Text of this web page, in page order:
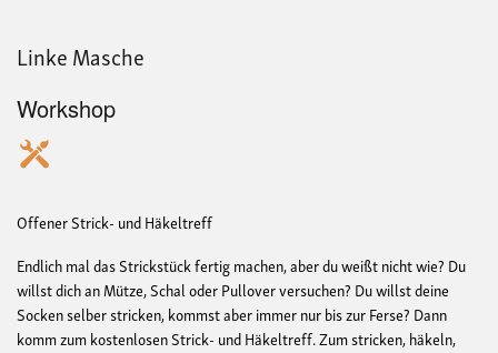
Linke Masche
Workshop
Offener Strick- und Häkeltreff
Endlich mal das Strickstück fertig machen, aber du weißt nicht wie? Du
willst dich an Mütze, Schal oder Pullover versuchen? Du willst deine
Socken selber stricken, kommst aber immer nur bis zur Ferse? Dann
komm zum kostenlosen Strick- und Häkeltreff. Zum stricken, häkeln,